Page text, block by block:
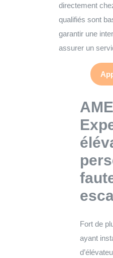
directement
qualifiés sont
garantir une
assurer un
Fort de
ayant